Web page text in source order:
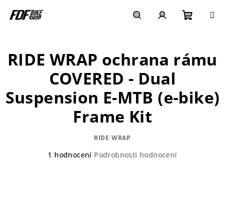
košík
RIDE WRAP ochrana rámu
COVERED - Dual
Suspension E-MTB (e-bike)
Frame Kit
RIDE WRAP
Průměrné
1 hodnocení Podrobnosti hodnocení